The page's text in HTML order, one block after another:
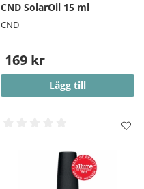
CND SolarOil 15 ml
CND
169 kr
Lägg till